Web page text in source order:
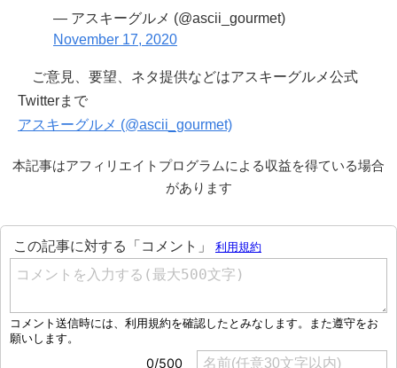
— アスキーグルメ (@ascii_gourmet)
November 17, 2020
ご意見、要望、ネタ提供などはアスキーグルメ公式
Twitterまで
アスキーグルメ (@ascii_gourmet)
本記事はアフィリエイトプログラムによる収益を得ている場合
があります